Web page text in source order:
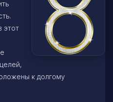
этот
к долгому